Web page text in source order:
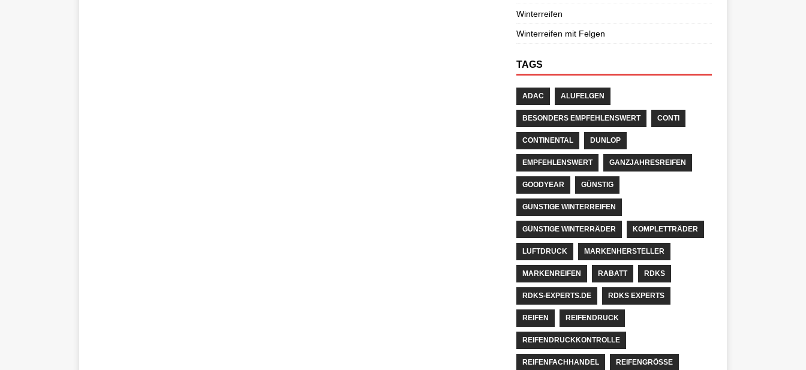
Winterreifen
Winterreifen mit Felgen
TAGS
ADAC ALUFELGEN
BESONDERS EMPFEHLENSWERT CONTI
CONTINENTAL DUNLOP
EMPFEHLENSWERT GANZJAHRESREIFEN
GOODYEAR GÜNSTIG
GÜNSTIGE WINTERREIFEN
GÜNSTIGE WINTERRÄDER KOMPLETTRÄDER
LUFTDRUCK MARKENHERSTELLER
MARKENREIFEN RABATT RDKS
RDKS-EXPERTS.DE RDKS EXPERTS
REIFEN REIFENDRUCK
REIFENDRUCKKONTROLLE
REIFENFACHHANDEL REIFENGRÖSSE